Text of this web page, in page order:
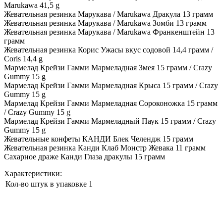
Marukawа 41,5 g
Жевательная резинка Марукава / Marukawa Дракула 13 грамм
Жевательная резинка Марукава / Marukawa Зомби 13 грамм
Жевательная резинка Марукава / Marukawa Франкенштейн 13
грамм
Жевательная резинка Корис Ужасы вкус содовой 14,4 грамм /
Coris 14,4 g
Мармелад Крейзи Гамми Мармеладная Змея 15 грамм / Crazy
Gummy 15 g
Мармелад Крейзи Гамми Мармеладная Крыса 15 грамм / Crazy
Gummy 15 g
Мармелад Крейзи Гамми Мармеладная Сороконожка 15 грамм
/ Crazy Gummy 15 g
Мармелад Крейзи Гамми Мармеладный Паук 15 грамм / Crazy
Gummy 15 g
Жевательные конфеты КАНДИ Блек Челендж 15 грамм
Жевательная резинка Канди Клаб Монстр Жевака 11 грамм
Сахарное драже Канди Глаза дракулы 15 грамм
Характеристики:
Кол-во штук в упаковке 1